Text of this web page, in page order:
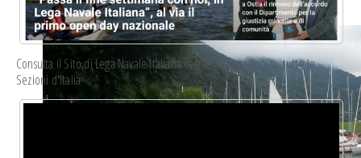
trofeo_bianchi-albrici_guldmann_2014.43.jpg
Consulta il Sito di Lega Navale Italiana con le informazioni su tutte le
Sezioni d'Italia